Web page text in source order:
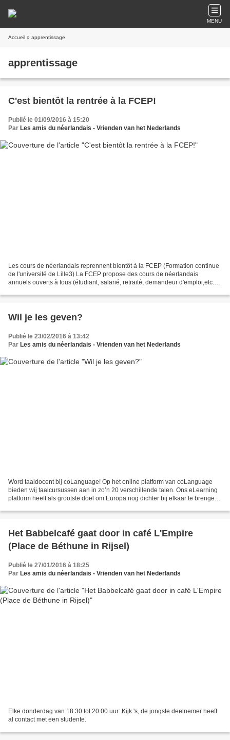
MENU
Accueil » apprentissage
apprentissage
C'est bientôt la rentrée à la FCEP!
Publié le 01/09/2016 à 15:20
Par Les amis du néerlandais - Vrienden van het Nederlands
Les cours de néerlandais reprennent bientôt à la FCEP (Formation continue
de l'université de Lille3) La FCEP propose des cours de néerlandais
annuels ouverts à tous (étudiant, salarié, retraité, demandeur d'emploi,etc.)
Wil je les geven?
Publié le 23/02/2016 à 13:42
Par Les amis du néerlandais - Vrienden van het Nederlands
Word taaldocent bij coLanguage! Op het online platform van coLanguage
bieden wij taalcursussen aan in zo’n 20 verschillende talen. Ons eLearning
platform heeft als grootste doel om Europa nog dichter bij elkaar te brengen.
Het Babbelcafé gaat door in café L'Empire
(Place de Béthune in Rijsel)
Publié le 27/01/2016 à 18:25
Par Les amis du néerlandais - Vrienden van het Nederlands
Elke donderdag van 18.30 tot 20.00 uur: Kijk 's, de jongste deelnemer heeft
al contact met een studente.